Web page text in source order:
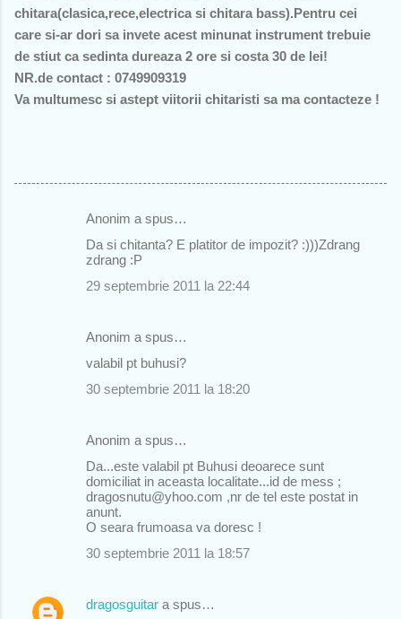
chitara(clasica,rece,electrica si chitara bass).Pentru cei
care si-ar dori sa invete acest minunat instrument trebuie
de stiut ca sedinta dureaza 2 ore si costa 30 de lei!
NR.de contact : 0749909319
Va multumesc si astept viitorii chitaristi sa ma contacteze !
Anonim a spus…
Da si chitanta? E platitor de impozit? :)))Zdrang
zdrang :P
29 septembrie 2011 la 22:44
Anonim a spus…
valabil pt buhusi?
30 septembrie 2011 la 18:20
Anonim a spus…
Da...este valabil pt Buhusi deoarece sunt
domiciliat in aceasta localitate...id de mess ;
dragosnutu@yhoo.com ,nr de tel este postat in
anunt.
O seara frumoasa va doresc !
30 septembrie 2011 la 18:57
dragosguitar a spus…